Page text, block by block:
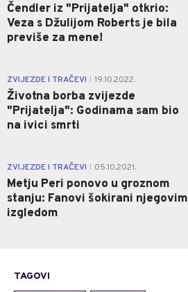
Čendler iz "Prijatelja" otkrio:
Veza s Džulijom Roberts je bila
previše za mene!
ZVIJEZDE I TRAČEVI 19.10.2022.
Životna borba zvijezde
"Prijatelja": Godinama sam bio
na ivici smrti
ZVIJEZDE I TRAČEVI 05.10.2021.
Metju Peri ponovo u groznom
stanju: Fanovi šokirani njegovim
izgledom
TAGOVI